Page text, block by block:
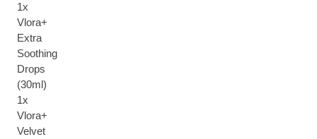
1x
Vlora+
Extra
Soothing
Drops
(30ml)
1x
Vlora+
Velvet